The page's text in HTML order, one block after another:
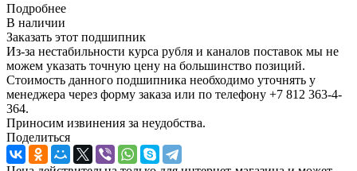
Подробнее
В наличии
Заказать этот подшипник
Из-за нестабильности курса рубля и каналов поставок мы не
можем указать точную цену на большинство позиций.
Стоимость данного подшипника необходимо уточнять у
менеджера через форму заказа или по телефону +7 812 363-4-
364.
Приносим извинения за неудобства.
Поделиться